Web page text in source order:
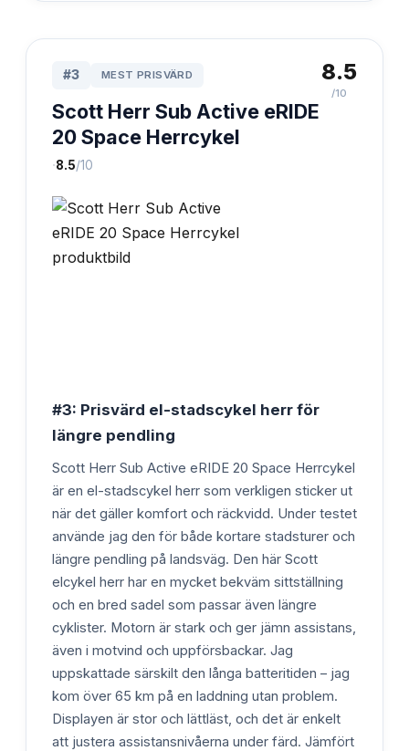
#3 MEST PRISVÄRD
Scott Herr Sub Active eRIDE
20 Space Herrcykel
·8.5/10
8.5
/10
#3: Prisvärd el-stadscykel herr för
längre pendling
Scott Herr Sub Active eRIDE 20 Space Herrcykel
är en el-stadscykel herr som verkligen sticker ut
när det gäller komfort och räckvidd. Under testet
använde jag den för både kortare stadsturer och
längre pendling på landsväg. Den här Scott
elcykel herr har en mycket bekväm sittställning
och en bred sadel som passar även längre
cyklister. Motorn är stark och ger jämn assistans,
även i motvind och uppförsbackar. Jag
uppskattade särskilt den långa batteritiden – jag
kom över 65 km på en laddning utan problem.
Displayen är stor och lättläst, och det är enkelt
att justera assistansnivåerna under färd. Jämfört